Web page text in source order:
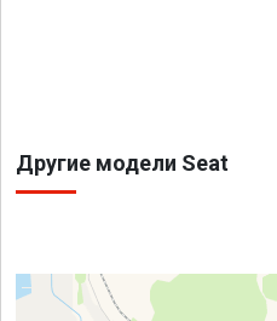
Другие модели Seat